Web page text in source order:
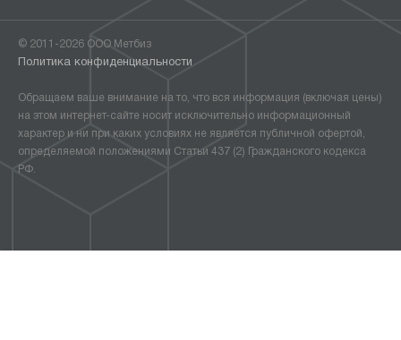
© 2011-2026 ООО Метбиз
Политика конфиденциальности
Обращаем ваше внимание на то, что вся информация (включая цены)
на этом интернет-сайте носит исключительно информационный
характер и ни при каких условиях не является публичной офертой,
определяемой положениями Статьи 437 (2) Гражданского кодекса
РФ.